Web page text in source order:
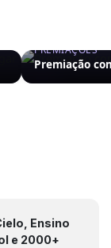
PREMIAÇÕES
Premiação
Ensino
e 2000+